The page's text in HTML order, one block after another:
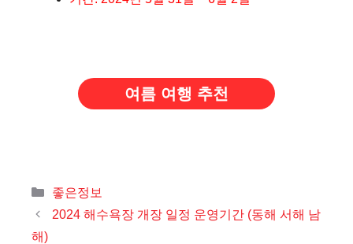
여름 여행 추천
카
테
좋은정보
2024 해수욕장 개장 일정 운영기간 (동해 서해 남
해)